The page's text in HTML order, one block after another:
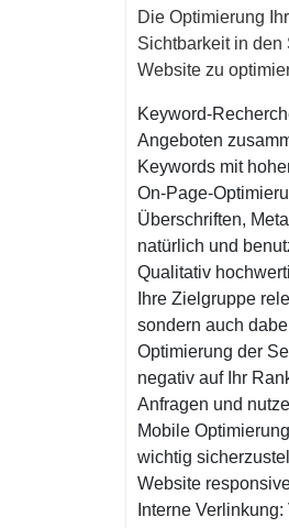
Die Optimierung
Sichtbarkeit in
Website zu
Keyword-
Angeboten
Keywords mit
On-Page-
Überschriften,
natürlich und
Qualitativ
Ihre Zielgruppe
sondern auch
Optimierung der
negativ auf Ihr
Anfragen und
Mobile
wichtig
Website
Interne